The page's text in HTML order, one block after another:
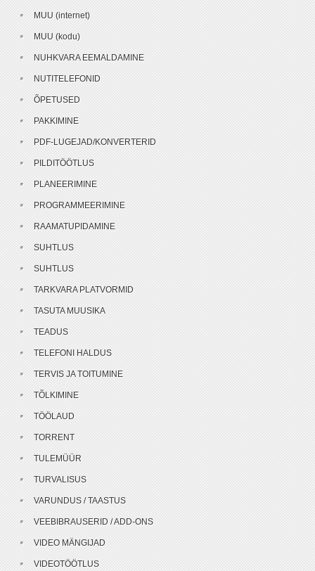
MUU (internet)
MUU (kodu)
NUHKVARA EEMALDAMINE
NUTITELEFONID
ÕPETUSED
PAKKIMINE
PDF-LUGEJAD/KONVERTERID
PILDITÖÖTLUS
PLANEERIMINE
PROGRAMMEERIMINE
RAAMATUPIDAMINE
SUHTLUS
SUHTLUS
TARKVARA PLATVORMID
TASUTA MUUSIKA
TEADUS
TELEFONI HALDUS
TERVIS JA TOITUMINE
TÕLKIMINE
TÖÖLAUD
TORRENT
TULEMÜÜR
TURVALISUS
VARUNDUS / TAASTUS
VEEBIBRAUSERID / ADD-ONS
VIDEO MÄNGIJAD
VIDEOTÖÖTLUS